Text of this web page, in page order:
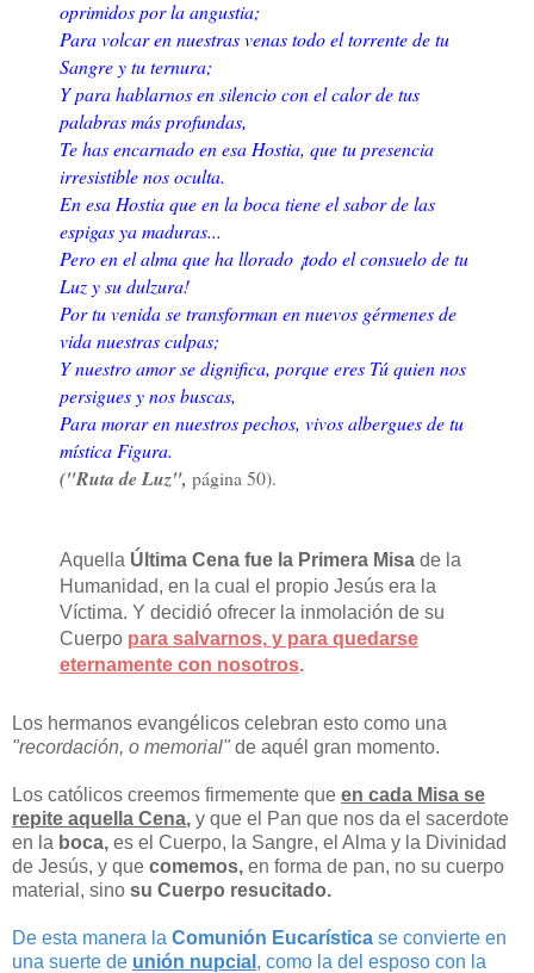
oprimidos por la angustia;
Para volcar en nuestras venas todo el torrente de tu
Sangre y tu ternura;
Y para hablarnos en silencio con el calor de tus
palabras más profundas,
Te has encarnado en esa Hostia, que tu presencia
irresistible nos oculta.
En esa Hostia que en la boca tiene el sabor de las
espigas ya maduras...
Pero en el alma que ha llorado ¡todo el consuelo de tu
Luz y su dulzura!
Por tu venida se transforman en nuevos gérmenes de
vida nuestras culpas;
Y nuestro amor se dignifica, porque eres Tú quien nos
persigues y nos buscas,
Para morar en nuestros pechos, vivos albergues de tu
mística Figura.
("Ruta de Luz", página 50).
Aquella Última Cena fue la Primera Misade la
Humanidad, en la cual el propio Jesús era la
Víctima. Y decidió ofrecer la inmolación de su
Cuerpo para salvarnos, y para quedarse
eternamente con nosotros.
Los hermanos evangélicos celebran esto como una
"recordación, o memorial" de aquél gran momento.
Los católicos creemos firmemente que en cada Misa se
repite aquella Cena, y que el Pan que nos da el sacerdote
en la boca, es el Cuerpo, la Sangre, el Alma y la Divinidad
de Jesús, y que comemos, en forma de pan, no su cuerpo
material, sino su Cuerpo resucitado.
De esta manera la Comunión Eucarística se convierte en
una suerte de unión nupcial , como la del esposo con la